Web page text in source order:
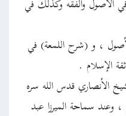
الأصول والفقه وكذلك في
، و (شرح اللمعة) في
الإسلام .
الأنصاري قدس الله سره
سماحة الميرزا عبد